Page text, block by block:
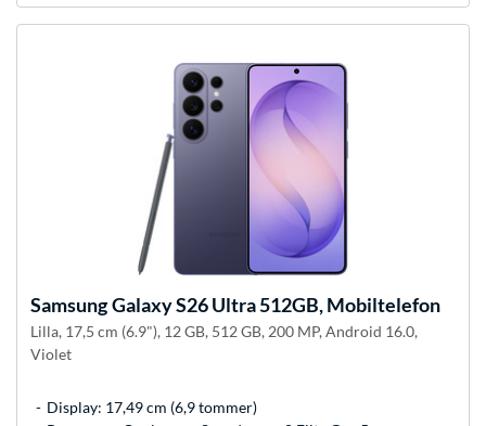
SamsungGalaxy S26 Ultra 512GB, Mobiltelefon
Lilla, 17,5 cm (6.9"), 12 GB, 512 GB, 200 MP, Android 16.0,
Violet
Display: 17,49 cm (6,9 tommer)